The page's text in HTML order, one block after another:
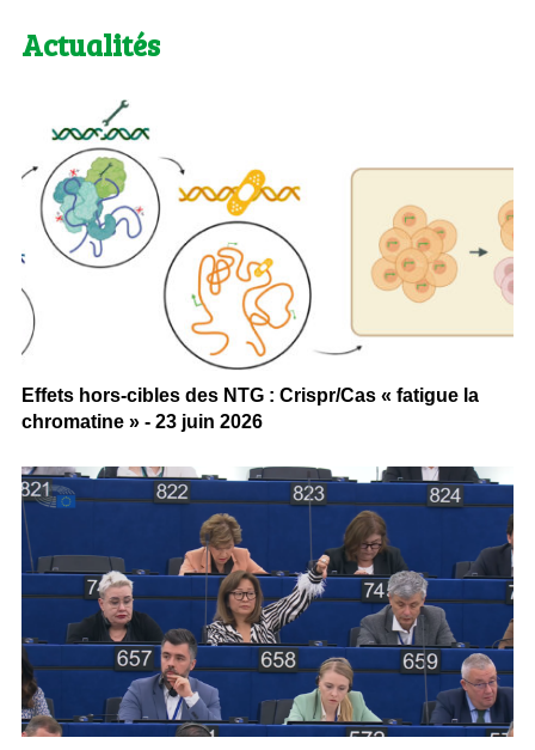
Actualités
Effets hors-cibles des NTG : Crispr/Cas « fatigue la
chromatine » - 23 juin 2026